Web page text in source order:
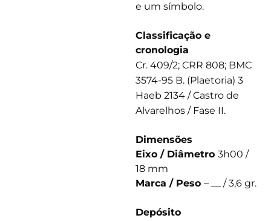
e um símbolo.
Classificação e
cronologia
Cr. 409/2; CRR 808; BMC
3574-95 B. (Plaetoria) 3
Haeb 2134 / Castro de
Alvarelhos / Fase II.
Dimensões
Eixo / Diâmetro 3h00 /
18 mm
Marca / Peso – __ / 3,6 gr.
Depósito